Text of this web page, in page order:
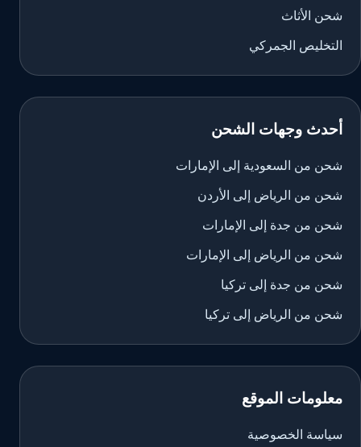
شحن الأثاث
التخليص الجمركي
أحدث وجهات الشحن
شحن من السعودية إلى الإمارات
شحن من الرياض إلى الأردن
شحن من جدة إلى الإمارات
شحن من الرياض إلى الإمارات
شحن من جدة إلى تركيا
شحن من الرياض إلى تركيا
معلومات الموقع
سياسة الخصوصية